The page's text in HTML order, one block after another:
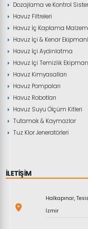
Dozajlama ve Kontrol
Havuz Filtreleri
Havuz İç Kaplama
Havuz İçi & Kenar
Havuz İçi Aydınlatma
Havuz İçi Temizlik
Havuz Kimyasalları
Havuz Pompaları
Havuz Robotları
Havuz Suyu Ölçüm Kitleri
Tutamak & Kaymazlar
Tuz Klor Jeneratörleri
İLETİŞİM
Halkapınar,
İzmir